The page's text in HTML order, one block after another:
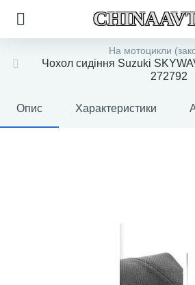
На мотоцикли
Чохол сидіння Suzuki
272792
Опис Характеристики